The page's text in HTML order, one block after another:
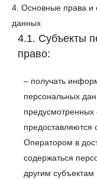
4. Основные права и
данных
4.1. Субъекты
право:
– получать
персональных
предоставляются
Оператором в
содержаться
другим